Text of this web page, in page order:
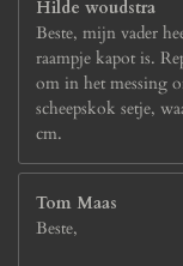
Hilde woudstra
Beste, mijn vader
raampje kapot is.
om in het messing
scheepskok setje,
cm.
Tom Maas
Beste,